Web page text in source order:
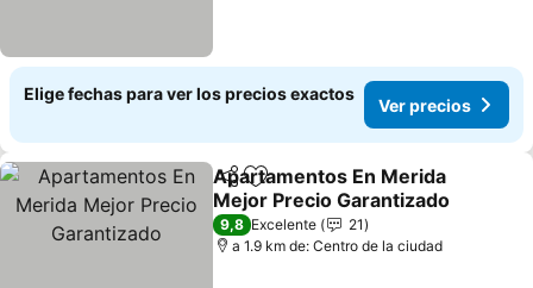
Elige fechas para ver los precios exactos
Ver precios
CompartirAgregar a favoritos
Apartamentos En Merida
Mejor Precio Garantizado
Ver precios
9,8 Excelente
21
a 1.9 km de: Centro de la ciudad